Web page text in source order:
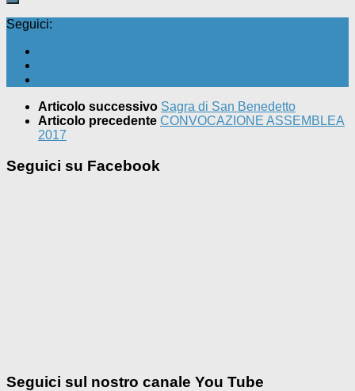
Seguici:
Articolo successivo Sagra di San Benedetto
Articolo precedente CONVOCAZIONE ASSEMBLEA
2017
Seguici su Facebook
Seguici sul nostro canale You Tube